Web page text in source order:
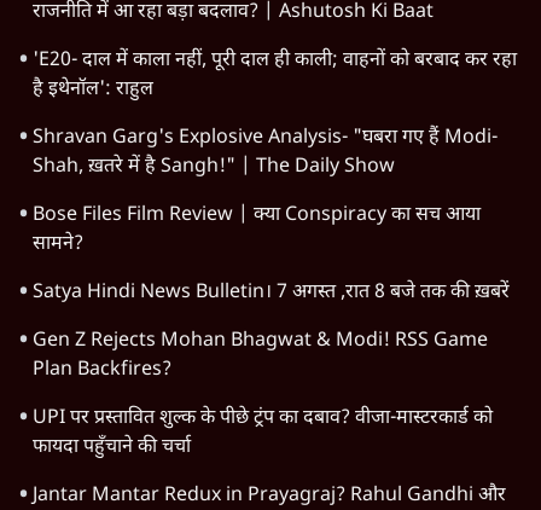
राजनीति में आ रहा बड़ा बदलाव? | Ashutosh Ki Baat
'E20- दाल में काला नहीं, पूरी दाल ही काली; वाहनों को बरबाद कर रहा
है इथेनॉल': राहुल
Shravan Garg's Explosive Analysis- "घबरा गए हैं Modi-
Shah, ख़तरे में है Sangh!" | The Daily Show
Bose Files Film Review | क्या Conspiracy का सच आया
सामने?
Satya Hindi News Bulletin। 7 अगस्त ,रात 8 बजे तक की ख़बरें
Gen Z Rejects Mohan Bhagwat & Modi! RSS Game
Plan Backfires?
UPI पर प्रस्तावित शुल्क के पीछे ट्रंप का दबाव? वीजा-मास्टरकार्ड को
फायदा पहुँचाने की चर्चा
Jantar Mantar Redux in Prayagraj? Rahul Gandhi और